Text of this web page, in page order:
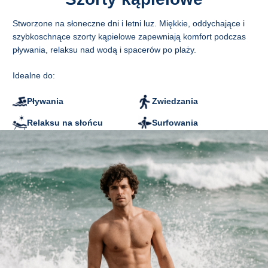
Pomiar na płasko
B - Szerokość w pasie
C - Szerokość nogawki na dole
D - Długość wewnętrzna nogawki
CM S
B
36 40 43
C
29,5 31,5 32,5
D
13,5 14,5 15,5 16,5
Stworzone na słoneczne dni i letni luz. Miękkie, oddychające i
szybkoschnące szorty kąpielowe zapewniają komfort podczas
pływania, relaksu nad wodą i spacerów po plaży.
Idealne do:
Pływania Zwiedzania
Relaksu na słońcu Surfowania